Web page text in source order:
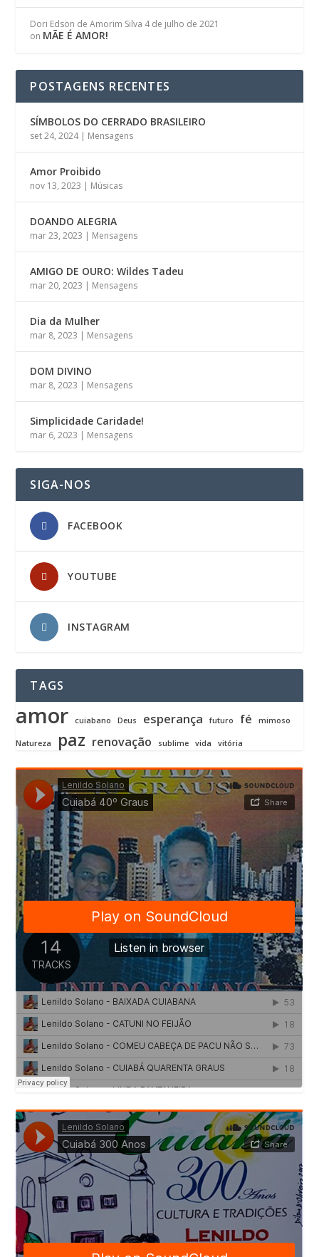
Dori Edson de Amorim Silva 4 de julho de 2021
on MÃE É AMOR!
POSTAGENS RECENTES
SÍMBOLOS DO CERRADO BRASILEIRO
set 24, 2024| Mensagens
Amor Proibido
nov 13, 2023 | Músicas
DOANDO ALEGRIA
mar 23, 2023 | Mensagens
AMIGO DE OURO: Wildes Tadeu
mar 20, 2023 | Mensagens
Dia da Mulher
mar 8, 2023 | Mensagens
DOM DIVINO
mar 8, 2023 | Mensagens
Simplicidade Caridade!
mar 6, 2023 | Mensagens
SIGA-NOS
FACEBOOK
YOUTUBE
INSTAGRAM
TAGS
amor cuiabano Deus esperança futuro fé mimoso
Natureza paz renovação sublime vida vitória